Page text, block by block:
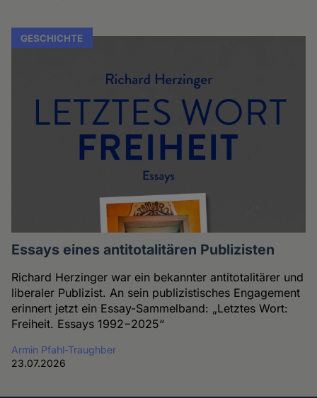
GESCHICHTE
Essays eines antitotalitären Publizisten
Richard Herzinger war ein bekannter antitotalitärer und
liberaler Publizist. An sein publizistisches Engagement
erinnert jetzt ein Essay-Sammelband: „Letztes Wort:
Freiheit. Essays 1992−2025“
Armin Pfahl-Traughber
23.07.2026